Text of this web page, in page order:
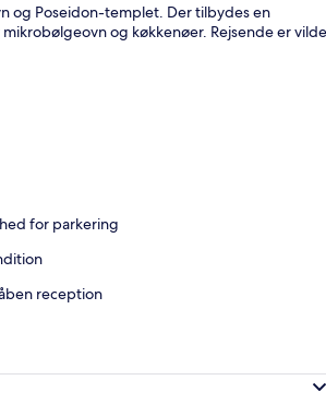
og Poseidon-templet. Der tilbydes en
og køkkenøer. Rejsende er vilde
for parkering
reception